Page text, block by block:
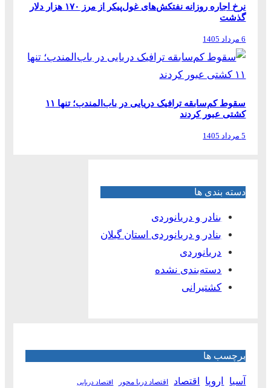
نرخ اجاره روزانه نفتکش‌های غول‌پیکر از مرز ۱۷۰ هزار دلار
گذشت
6 مرداد 1405
سقوط کم‌سابقه ترافیک دریایی در باب‌المندب؛ تنها ۱۱
کشتی عبور کردند
5 مرداد 1405
دسته بندی ها
بنادر و دریانوردی
بنادر و دریانوردی استان گیلان
دریانوردی
دسته‌بندی نشده
کشتیرانی
برچسب ها
آسیا اروپا اقتصاد اقتصاد دریا محور اقتصاد دریایی